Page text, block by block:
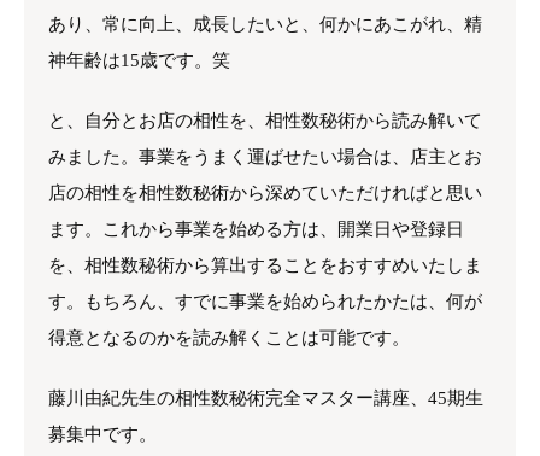
あり、常に向上、成長したいと、何かにあこがれ、精
神年齢は15歳です。笑
と、自分とお店の相性を、相性数秘術から読み解いて
みました。事業をうまく運ばせたい場合は、店主とお
店の相性を相性数秘術から深めていただければと思い
ます。これから事業を始める方は、開業日や登録日
を、相性数秘術から算出することをおすすめいたしま
す。もちろん、すでに事業を始められたかたは、何が
得意となるのかを読み解くことは可能です。
藤川由紀先生の相性数秘術完全マスター講座、45期生
募集中です。